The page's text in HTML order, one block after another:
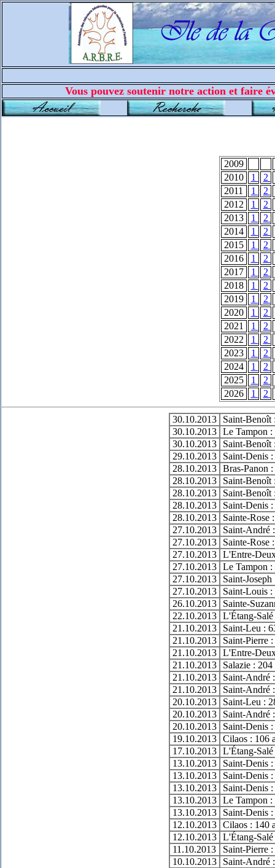
Vous pouvez soutenir notre action et faire
2009
2010
1
2
2011
1
2
2012
1
2
2013
1
2
2014
1
2
2015
1
2
2016
1
2
2017
1
2
2018
1
2
2019
1
2
2020
1
2
2021
1
2
2022
1
2
2023
1
2
2024
1
2
2025
1
2
2026
1 2
30.10.2013
Saint-Benoît
30.10.2013 Le Tampon
30.10.2013
Saint-Benoît
29.10.2013
Saint-Denis
28.10.2013 Bras-Panon
28.10.2013
Saint-Benoît
28.10.2013
Saint-Benoît
28.10.2013
Saint-Denis
28.10.2013
Sainte-Rose
27.10.2013
Saint-André
27.10.2013
Sainte-Rose
27.10.2013 L'Entre-
27.10.2013 Le Tampon
27.10.2013
Saint-
27.10.2013
Saint-Louis :
26.10.2013
Sainte-
22.10.2013 L'Étang-
21.10.2013
Saint-Leu :
21.10.2013
Saint-Pierre
21.10.2013 L'Entre-
21.10.2013
Salazie :
21.10.2013
Saint-André
21.10.2013
Saint-André
20.10.2013
Saint-Leu :
20.10.2013
Saint-André
20.10.2013
Saint-Denis
19.10.2013 Cilaos : 106
17.10.2013 L'Étang-
13.10.2013
Saint-Denis
13.10.2013
Saint-Denis
13.10.2013
Saint-Denis
13.10.2013 Le Tampon
13.10.2013
Saint-Denis
12.10.2013 Cilaos : 140
12.10.2013 L'Étang-
11.10.2013
Saint-Pierre
10.10.2013
Saint-André